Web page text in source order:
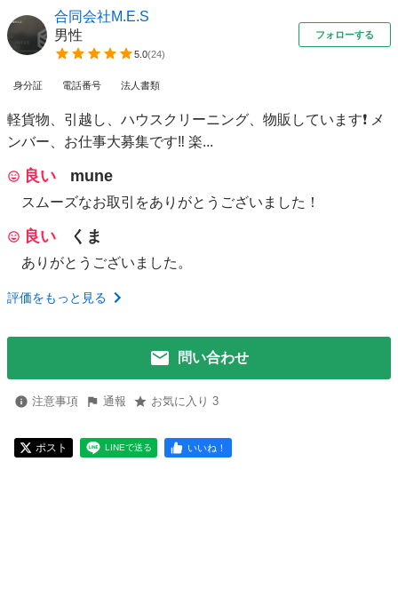
合同会社M.E.S
男性
5.0(24)
フォローする
身分証 電話番号 法人書類
軽貨物、引越し、ハウスクリーニング、物販しています❗ メ
ンバー、お仕事大募集です‼️ 楽...
良い mune
スムーズなお取引をありがとうございました！
良い くま
ありがとうございました。
評価をもっと見る
問い合わせ
注意事項 通報 お気に入り 3
ポスト LINEで送る いいね！